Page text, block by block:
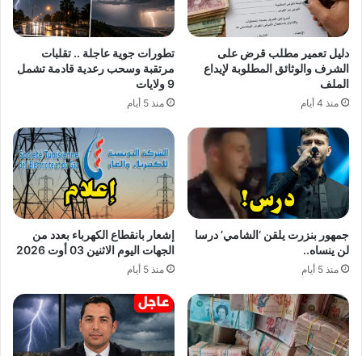
دليل تعمير مطلب قرض على
الشرف والوثائق المطلوبة لإيداع
الملف
منذ 4 أيام
تطورات جوية عاجلة .. تقلبات
مرتقبة وسحب رعدية قادمة تشمل
9 ولايات
منذ 5 أيام
جمهور بنزرت يلقن ‘الشامي’ درسا
لن ينساه..
منذ 5 أيام
إشعار بانقطاع الكهرباء بعدد من
الجهات اليوم الاثنين 03 أوت 2026
منذ 5 أيام